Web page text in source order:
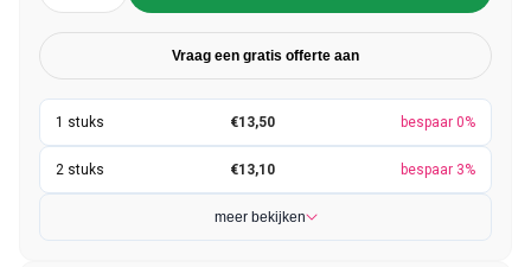
Vraag een gratis offerte aan
€13,50 bespaar 0%
€13,10 bespaar 3%
meer bekijken